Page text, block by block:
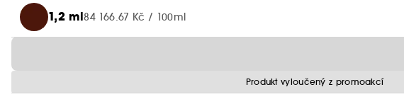
1,2 ml84 166.67 Kč / 100ml
Produkt vyloučený z promoakcí